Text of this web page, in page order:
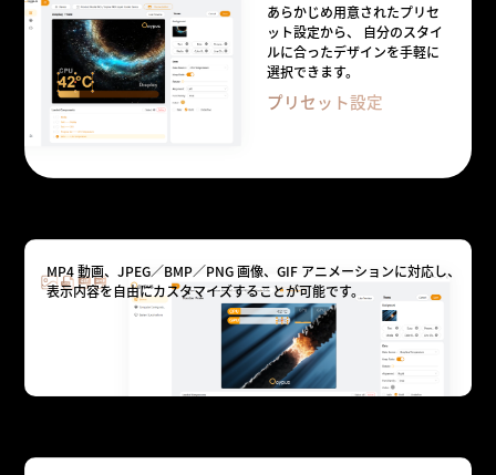
あらかじめ用意されたプリセ
ット設定から、 自分のスタイ
ルに合ったデザインを手軽に
選択できます。
プリセット設定
MP4 動画、JPEG／BMP／PNG 画像、GIF アニメーションに対応し、
表示内容を自由にカスタマイズすることが可能です。